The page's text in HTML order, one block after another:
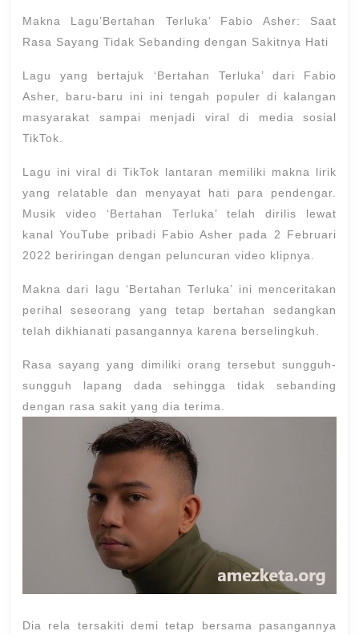
Terluka”
–
Fabio
Asher
Makna Lagu’Bertahan Terluka’ Fabio Asher: Saat
Rasa Sayang Tidak Sebanding dengan Sakitnya Hati
Lagu yang bertajuk ‘Bertahan Terluka’ dari Fabio
Asher, baru-baru ini ini tengah populer di kalangan
masyarakat sampai menjadi viral di media sosial
TikTok.
Lagu ini viral di TikTok lantaran memiliki makna lirik
yang relatable dan menyayat hati para pendengar.
Musik video ‘Bertahan Terluka’ telah dirilis lewat
kanal YouTube pribadi Fabio Asher pada 2 Februari
2022 beriringan dengan peluncuran video klipnya.
Makna dari lagu ‘Bertahan Terluka’ ini menceritakan
perihal seseorang yang tetap bertahan sedangkan
telah dikhianati pasangannya karena berselingkuh.
Rasa sayang yang dimiliki orang tersebut sungguh-
sungguh lapang dada sehingga tidak sebanding
dengan rasa sakit yang dia terima.
Dia rela tersakiti demi tetap bersama pasangannya